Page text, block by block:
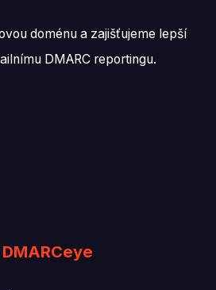
doménu a zajišťujeme lepší
DMARC reportingu.
DMARCeye